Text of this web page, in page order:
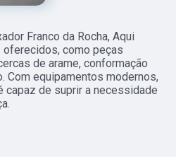
Franco da Rocha, Aqui
como peças
de arame, conformação
Com equipamentos modernos,
capaz de suprir a necessidade